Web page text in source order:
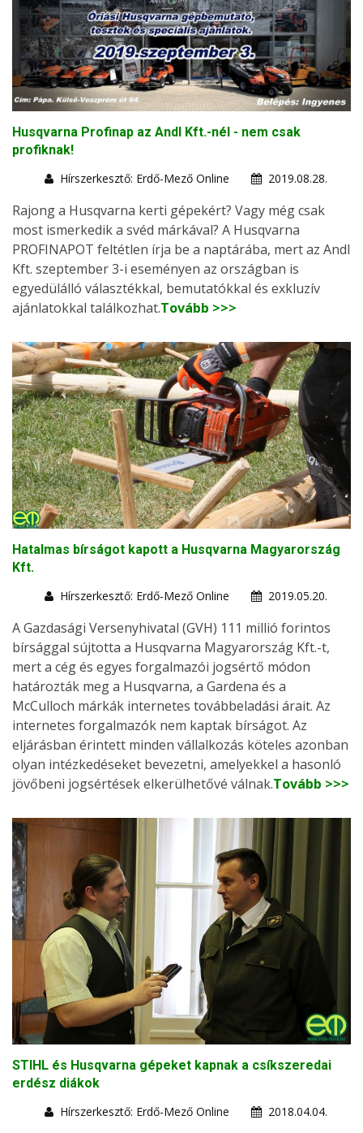
Husqvarna Profinap az Andl Kft.-nél - nem csak
profiknak!
Hírszerkesztő: Erdő-Mező Online
2019.08.28.
Rajong a Husqvarna kerti gépekért? Vagy még csak
most ismerkedik a svéd márkával? A Husqvarna
PROFINAPOT feltétlen írja be a naptárába, mert az Andl
Kft. szeptember 3-i eseményen az országban is
egyedülálló választékkal, bemutatókkal és exkluzív
ajánlatokkal találkozhat.Tovább >>>
Hatalmas bírságot kapott a Husqvarna Magyarország
Kft.
Hírszerkesztő: Erdő-Mező Online
2019.05.20.
A Gazdasági Versenyhivatal (GVH) 111 millió forintos
bírsággal sújtotta a Husqvarna Magyarország Kft.-t,
mert a cég és egyes forgalmazói jogsértő módon
határozták meg a Husqvarna, a Gardena és a
McCulloch márkák internetes továbbeladási árait. Az
internetes forgalmazók nem kaptak bírságot. Az
eljárásban érintett minden vállalkozás köteles azonban
olyan intézkedéseket bevezetni, amelyekkel a hasonló
jövőbeni jogsértések elkerülhetővé válnak.Tovább >>>
STIHL és Husqvarna gépeket kapnak a csíkszeredai
erdész diákok
Hírszerkesztő: Erdő-Mező Online
2018.04.04.